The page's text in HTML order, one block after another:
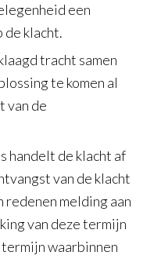
een
klacht.
tracht samen
te komen al
van de
handelt de klacht af
van de klacht
redenen melding aan
van deze termijn
waarbinnen